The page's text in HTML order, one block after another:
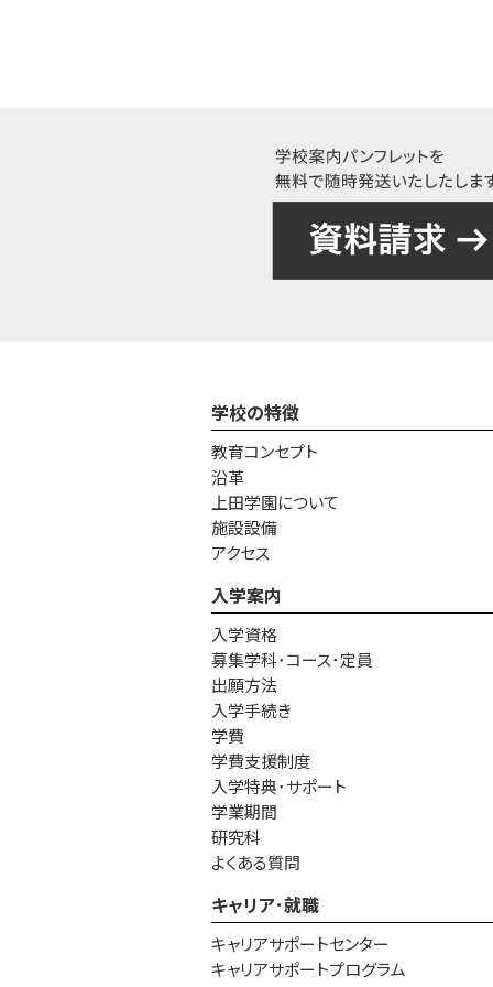
学校の特徴
教育コンセプト
沿革
上田学園について
施設設備
アクセス
入学案内
入学資格
募集学科･コース･定員
出願方法
入学手続き
学費
学費支援制度
入学特典･サポート
学業期間
研究科
よくある質問
キャリア･就職
キャリアサポートセンター
キャリアサポートプログラム